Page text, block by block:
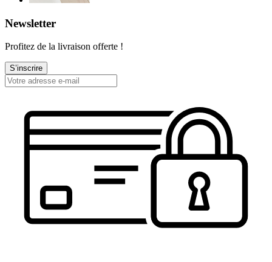
Newsletter
Profitez de la livraison offerte !
S’inscrire